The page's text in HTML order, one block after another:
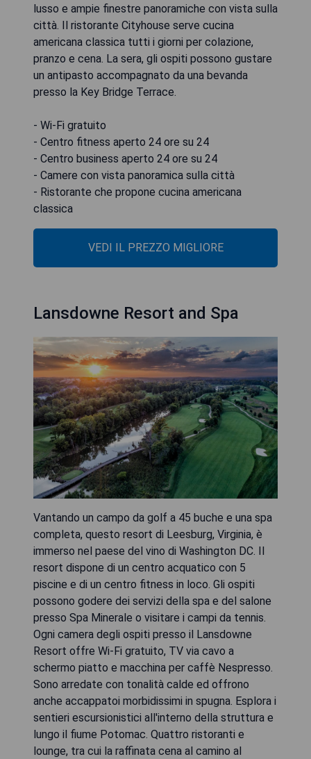
lusso e ampie finestre panoramiche con vista sulla
città. Il ristorante Cityhouse serve cucina
americana classica tutti i giorni per colazione,
pranzo e cena. La sera, gli ospiti possono gustare
un antipasto accompagnato da una bevanda
presso la Key Bridge Terrace.
- Wi-Fi gratuito
- Centro fitness aperto 24 ore su 24
- Centro business aperto 24 ore su 24
- Camere con vista panoramica sulla città
- Ristorante che propone cucina americana
classica
VEDI IL PREZZO MIGLIORE
Lansdowne Resort and Spa
Vantando un campo da golf a 45 buche e una spa
completa, questo resort di Leesburg, Virginia, è
immerso nel paese del vino di Washington DC. Il
resort dispone di un centro acquatico con 5
piscine e di un centro fitness in loco. Gli ospiti
possono godere dei servizi della spa e del salone
presso Spa Minerale o visitare i campi da tennis.
Ogni camera degli ospiti presso il Lansdowne
Resort offre Wi-Fi gratuito, TV via cavo a
schermo piatto e macchina per caffè Nespresso.
Sono arredate con tonalità calde ed offrono
anche accappatoi morbidissimi in spugna. Esplora i
sentieri escursionistici all'interno della struttura e
lungo il fiume Potomac. Quattro ristoranti e
lounge, tra cui la raffinata cena al camino al